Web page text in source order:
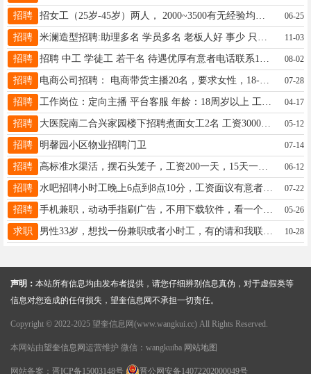
招聘 06-25
招聘 11-03
招聘 08-02
招聘 电商公司招聘： 电商带货主播20名，要求女性，18-45岁，口齿伶俐，头脑灵活，有责任心身体健康工作轻松待遇优厚。底薪待遇4000+（有无经验均可公司有培训）17175172521 07-28
招聘 04-17
招聘 大医院南二合兴家园楼下招聘煮面女工2名 工资3000+满勤200+奖金 联系电话15636578292 05-12
招聘 明馨园小区物业招聘门卫 07-14
招聘 高标准水渠活，摆石头笼子，工资200一天，15天一开支，地址兰西，年龄在48岁以下联系17144555777 06-12
招聘 水吧招聘小时工晚上6点到8点10分，工资面议有意者联系电话18745573292 07-22
招聘 05-26
求职 10-28
声明： 本站所有信息均由发布者提供，请您仔细辨别信息真伪，对于虚假类等
信息对您造成的任何损失，望奎信息网不承担一切责任。
Copyright © 2022-2025 望奎信息网(www.wangkui.cc) All Rights Reserved.
本网站由望奎信息网 运营维护 微信：wangkuiba 网站地图
网站备案： 晋ICP备15003148号 晋公网安备14072202000049号